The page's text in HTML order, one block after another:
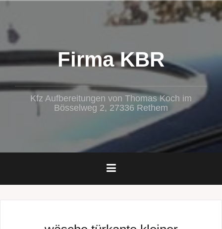
Firma KBR
Kfz Aufbereitungen von Thomas Koch im
Bösselweg 2, 27336 Rethem